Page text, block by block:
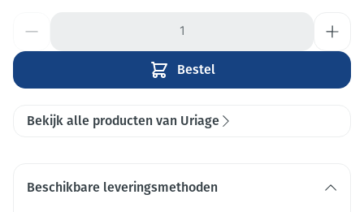
Bestel
Bekijk alle producten van Uriage
Beschikbare leveringsmethoden